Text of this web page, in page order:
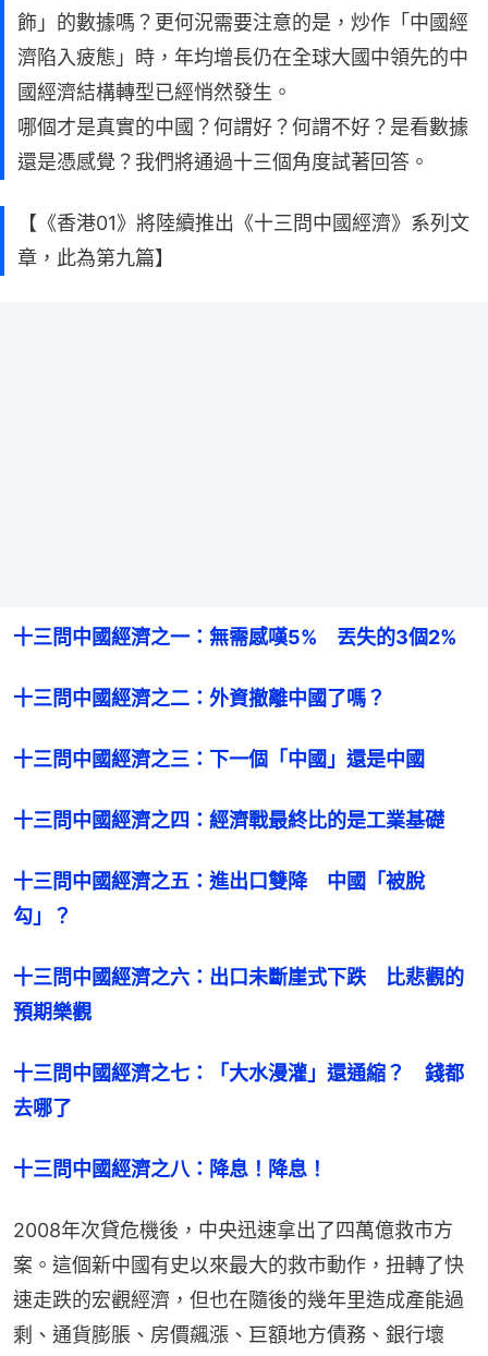
飾」的數據嗎？更何況需要注意的是，炒作「中國經
濟陷入疲態」時，年均增長仍在全球大國中領先的中
國經濟結構轉型已經悄然發生。
哪個才是真實的中國？何謂好？何謂不好？是看數據
還是憑感覺？我們將通過十三個角度試著回答。
【《香港01》將陸續推出《十三問中國經濟》系列文
章，此為第九篇】
十三問中國經濟之一：無需感嘆5%　丟失的3個2%
十三問中國經濟之二：外資撤離中國了嗎？
十三問中國經濟之三：下一個「中國」還是中國
十三問中國經濟之四：經濟戰最終比的是工業基礎
十三問中國經濟之五：進出口雙降　中國「被脫
勾」？
十三問中國經濟之六：出口未斷崖式下跌　比悲觀的
預期樂觀
十三問中國經濟之七：「大水漫灌」還通縮？　錢都
去哪了
十三問中國經濟之八：降息！降息！
2008年次貸危機後，中央迅速拿出了四萬億救市方
案。這個新中國有史以來最大的救市動作，扭轉了快
速走跌的宏觀經濟，但也在隨後的幾年里造成產能過
剩、通貨膨脹、房價飆漲、巨額地方債務、銀行壞